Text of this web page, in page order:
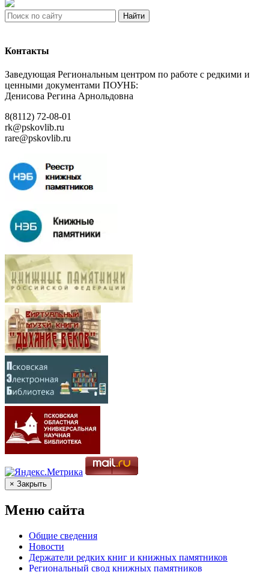
Найти
Контакты
Заведующая Региональным центром по работе с редкими и
ценными документами ПОУНБ:
Денисова Регина Арнольдовна
8(8112) 72-08-01
rk@pskovlib.ru
rare@pskovlib.ru
× Закрыть
Меню сайта
Общие сведения
Новости
Держатели редких книг и книжных памятников
Региональный свод книжных памятников